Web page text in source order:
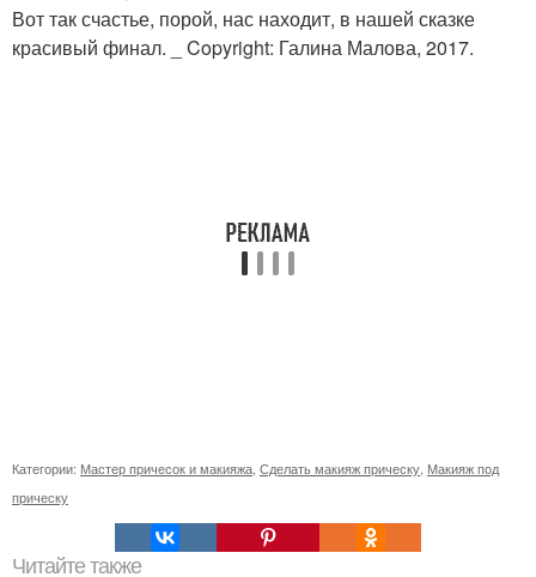
Вот так счастье, порой, нас находит, в нашей сказке
красивый финал. _ Copyright: Галина Малова, 2017.
Категории: Мастер причесок и макияжа, Сделать макияж прическу, Макияж под
прическу
Читайте также